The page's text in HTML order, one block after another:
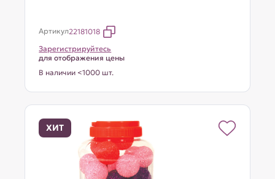
Артикул22181018
Зарегистрируйтесь
для отображения цены
В наличии <1000 шт.
ХИТ